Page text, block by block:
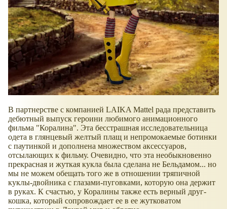
В партнерстве с компанией LAIKA Mattel рада представить
дебютный выпуск героини любимого анимационного
фильма "Коралина". Эта бесстрашная исследовательница
одета в глянцевый желтый плащ и непромокаемые ботинки
с паутинкой и дополнена множеством аксессуаров,
отсылающих к фильму. Очевидно, что эта необыкновенно
прекрасная и жуткая кукла была сделана не Бельдамом... но
мы не можем обещать того же в отношении тряпичной
куклы-двойника с глазами-пуговками, которую она держит
в руках. К счастью, у Коралины также есть верный друг-
кошка, который сопровождает ее в ее жутковатом